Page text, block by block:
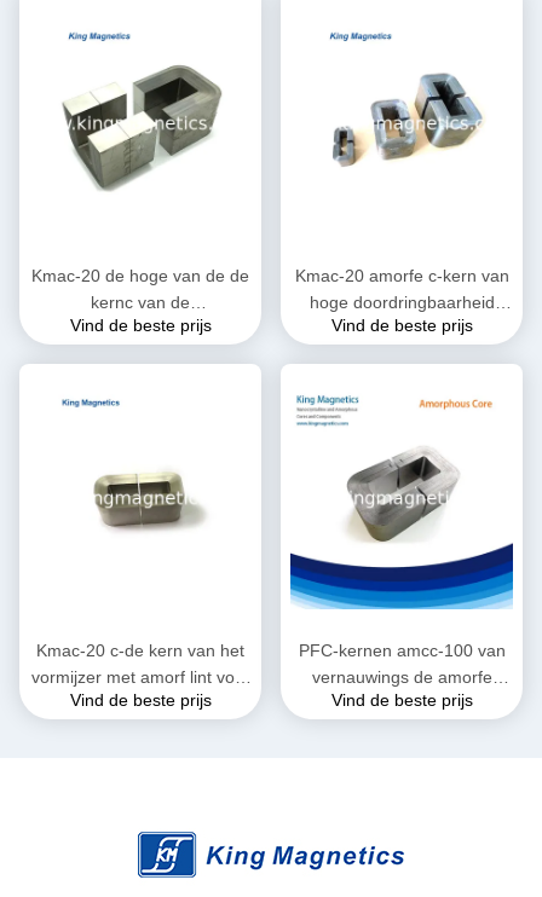
Kmac-20 de hoge van de de
kernc van de
prestatiestransformator
Vind de beste prijs
Kmac-20 amorfe c-kern van
hoge doordringbaarheid
voor huidige transformator
Vind de beste prijs
Kmac-20 c-de kern van het
vormijzer met amorf lint voor
grote huidige reactor
Vind de beste prijs
PFC-kernen amcc-100 van
vernauwings de amorfe
metglas c
Vind de beste prijs